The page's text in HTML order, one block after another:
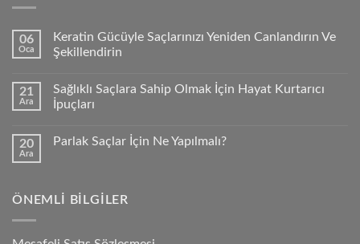
06
Oca
Keratin Gücüyle Saçlarınızı Yeniden Canlandırın Ve
Şekillendirin
21
Ara
Sağlıklı Saçlara Sahip Olmak İçin Hayat Kurtarıcı
İpuçları
20
Ara
Parlak Saçlar İçin Ne Yapılmalı?
ÖNEMLI BILGILER